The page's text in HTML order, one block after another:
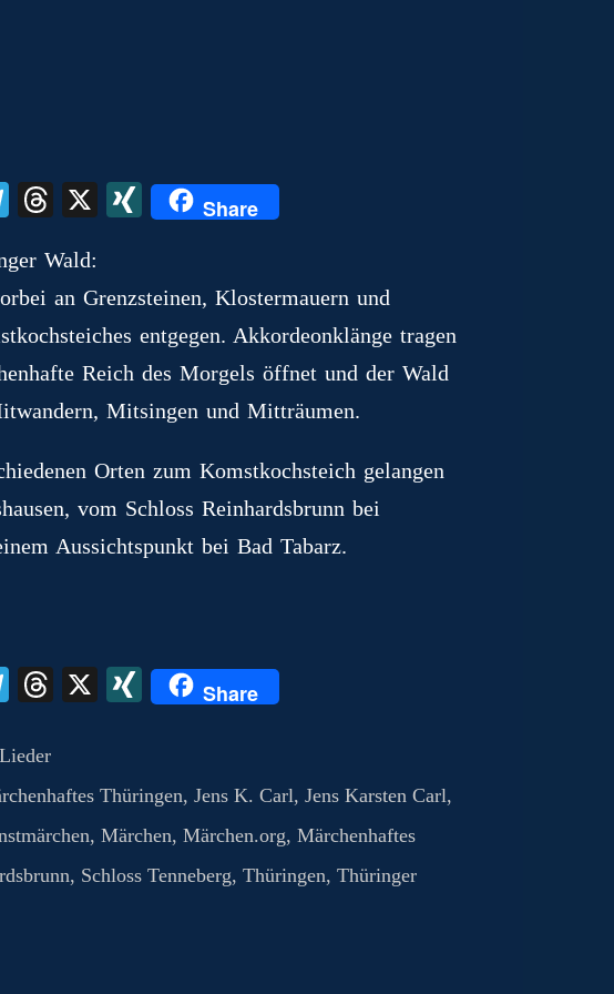
Te
gr
a
m
T
ea
ds
X
X
G
Share
Wald:
an Grenzsteinen, Klostermauern und
entgegen. Akkordeonklänge tragen
Reich des Morgels öffnet und der Wald
Mitsingen und Mitträumen.
Orten zum Komstkochsteich gelangen
vom Schloss Reinhardsbrunn bei
Aussichtspunkt bei Bad Tabarz.
Te
gr
a
m
T
ds
X
X
G
Share
Thüringen, Jens K. Carl, Jens Karsten Carl,
, Märchen, Märchen.org, Märchenhaftes
, Schloss Tenneberg, Thüringen, Thüringer